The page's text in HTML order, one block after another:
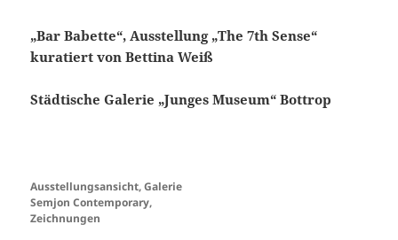
„Bar Babette“, Ausstellung „The 7th Sense“
kuratiert von Bettina Weiß
Städtische Galerie „Junges Museum“ Bottrop
Ausstellungsansicht, Galerie
Semjon Contemporary,
Zeichnungen